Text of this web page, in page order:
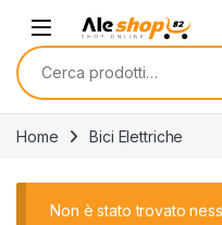
Cerca:
Home Bici Elettriche
Non è stato trovato